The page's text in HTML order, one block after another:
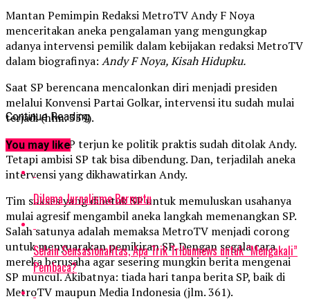
Mantan Pemimpin Redaksi MetroTV Andy F Noya
menceritakan aneka pengalaman yang mengungkap
adanya intervensi pemilik dalam kebijakan redaksi MetroTV
dalam biografinya: Andy F Noya, Kisah Hidupku.
Saat SP berencana mencalonkan diri menjadi presiden
melalui Konvensi Partai Golkar, intervensi itu sudah mulai
terjadi (hlm. 359).
Keputusan SP terjun ke politik praktis sudah ditolak Andy.
Tetapi ambisi SP tak bisa dibendung. Dan, terjadilah aneka
intervensi yang dikhawatirkan Andy.
Tim sukses yang dibetuk SP untuk memuluskan usahanya
mulai agresif mengambil aneka langkah memenangkan SP.
Salah satunya adalah memaksa MetroTV menjadi corong
untuk menyuarakan pemikiran SP. Dengan segala cara
mereka berusaha agar sesering mungkin berita mengenai
SP muncul. Akibatnya: tiada hari tanpa berita SP, baik di
MetroTV maupun Media Indonesia (jlm. 361).
Continue Reading
You may like
Dilema Jurnalisme Bermutu
Selain Sensasionalitas, Apa Trik Tribunnews untuk “Mengakali”
Pembaca?